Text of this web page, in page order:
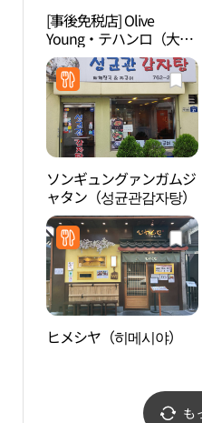
[事後免税店] Olive
Young・テハンロ（大学
路）店(올리브영 대학로
점)
ソンギュングァンガムジ
ャタン（성균관감자탕）
ヒメシヤ（히메시야）
も